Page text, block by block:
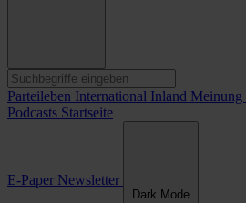
Parteileben International Inland Meinung
Podcasts Startseite
E-Paper Newsletter
Dark Mode